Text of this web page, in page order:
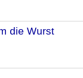
die Wurst